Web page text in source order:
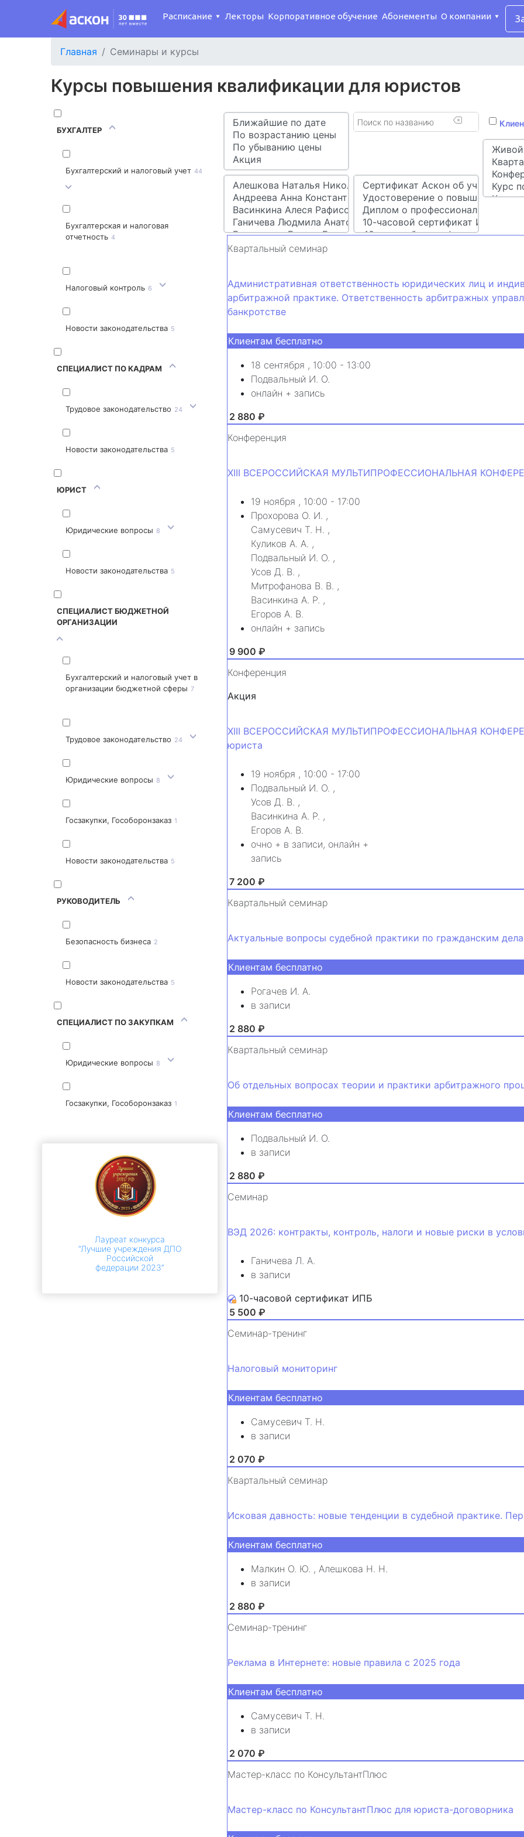
Расписание Лекторы Корпоративное обучение Абонементы О компании
Главная Семинары и курсы
Курсы повышения квалификации для юристов
БУХГАЛТЕР
Бухгалтерский и налоговый учет 44
Бухгалтерская и налоговая
отчетность 4
Налоговый контроль 6
Новости законодательства 5
СПЕЦИАЛИСТ ПО КАДРАМ
Трудовое законодательство 24
Новости законодательства 5
ЮРИСТ
Юридические вопросы 8
Новости законодательства 5
СПЕЦИАЛИСТ БЮДЖЕТНОЙ
ОРГАНИЗАЦИИ
Бухгалтерский и налоговый учет в
организации бюджетной сферы 7
Трудовое законодательство 24
Юридические вопросы 8
Госзакупки, Гособоронзаказ 1
Новости законодательства 5
РУКОВОДИТЕЛЬ
Безопасность бизнеса 2
Новости законодательства 5
СПЕЦИАЛИСТ ПО ЗАКУПКАМ
Юридические вопросы 8
Госзакупки, Гособоронзаказ 1
Лауреат конкурса
“Лучшие учреждения ДПО
Российской
федерации 2023”
Квартальный семинар
Административная ответственность юридических лиц и
арбитражной практике. Ответственность арбитражных
банкротстве
Клиентам бесплатно
18 сентября , 10:00 - 13:00
Подвальный И. О.
онлайн + запись
от 2 880 ₽
Конференция
XIII ВСЕРОССИЙСКАЯ МУЛЬТИПРОФЕССИОНАЛЬНАЯ
19 ноября , 10:00 - 17:00
Прохорова О. И. ,
Самусевич Т. Н.
,
Куликов А. А. ,
Подвальный И. О. ,
Усов Д. В. ,
Митрофанова В. В. ,
Васинкина А. Р. ,
Егоров А. В.
онлайн + запись
от 9 900 ₽
Конференция
Акция
XIII ВСЕРОССИЙСКАЯ МУЛЬТИПРОФЕССИОНАЛЬНАЯ
юриста
19 ноября , 10:00 - 17:00
Подвальный И. О. ,
Усов Д. В. ,
Васинкина А. Р. ,
Егоров А. В.
очно + в записи, онлайн +
запись
от 7 200 ₽
Квартальный семинар
Актуальные вопросы судебной практики по гражданским
Клиентам бесплатно
Рогачев И. А.
в записи
от 2 880 ₽
Квартальный семинар
Об отдельных вопросах теории и практики арбитражного
Клиентам бесплатно
Подвальный И. О.
в записи
от 2 880 ₽
Семинар
ВЭД 2026: контракты, контроль, налоги и новые риски в
Ганичева Л. А.
в записи
10-часовой сертификат ИПБ
от 5 500 ₽
Семинар-тренинг
Налоговый мониторинг
Клиентам бесплатно
Самусевич Т. Н.
в записи
от 2 070 ₽
Квартальный семинар
Исковая давность: новые тенденции в судебной практике.
Клиентам бесплатно
Малкин О. Ю. , Алешкова Н. Н.
в записи
от 2 880 ₽
Семинар-тренинг
Реклама в Интернете: новые правила с 2025 года
Клиентам бесплатно
Самусевич Т. Н.
в записи
от 2 070 ₽
Мастер-класс по КонсультантПлюс
Мастер-класс по КонсультантПлюс для юриста-договорника